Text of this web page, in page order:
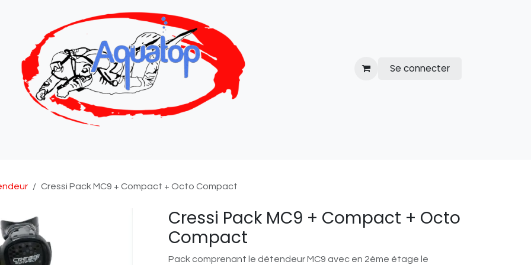
Se connecter
Cressi Pack MC9 + Compact + Octo Compact
Cressi Pack MC9 + Compact + Octo
Compact
Pack comprenant le détendeur MC9 avec en 2ème étage le